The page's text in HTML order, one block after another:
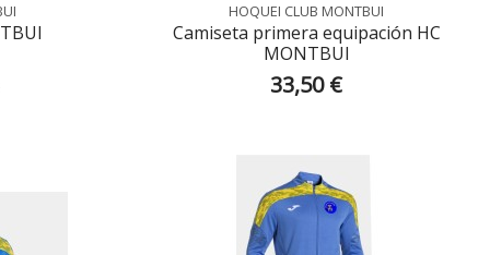
HOQUEI CLUB MONTBUI
Camiseta primera equipación HC
MONTBUI
33,50 €